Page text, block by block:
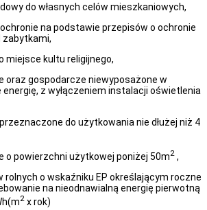
do własnych celów mieszkaniowych,
na podstawie przepisów o ochronie
zabytkami,
miejsce kultu religijnego,
oraz gospodarcze niewyposażone w
z wyłączeniem instalacji oświetlenia
do użytkowania nie dłużej niż 4
o powierzchni użytkowej poniżej 50m2 ,
rolnych o wskaźniku EP określającym roczne
na nieodnawialną energię pierwotną
2 x rok)